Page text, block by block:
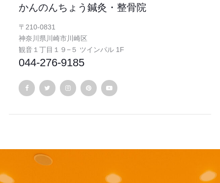
かんのんちょう鍼灸・整骨院
〒210-0831
神奈川県川崎市川崎区
観音１丁目１９−５ ツインパル 1F
044-276-9185